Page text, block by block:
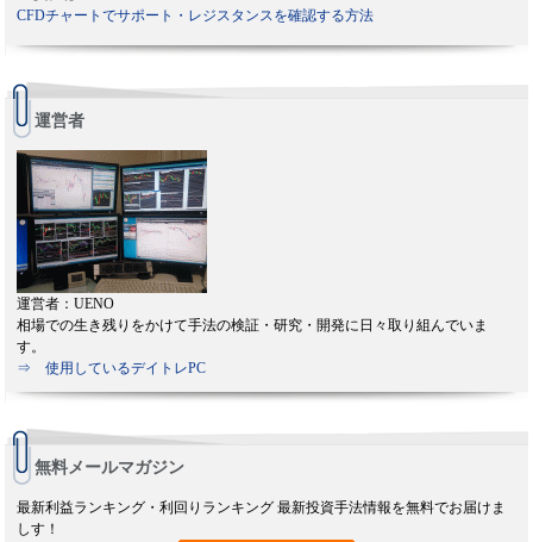
CFDチャートでサポート・レジスタンスを確認する方法
運営者
運営者：UENO
相場での生き残りをかけて手法の検証・研究・開発に日々取り組んでいま
す。
⇒ 使用しているデイトレPC
無料メールマガジン
最新利益ランキング・利回りランキング 最新投資手法情報を無料でお届けま
しす！